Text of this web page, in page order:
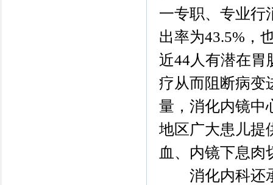
一专职、专业行
出率为43.5%，
近44人有潜在胃
疗从而阻断病变
量，消化内镜中
地区广大患儿提
血、内镜下息肉
消化内科还承